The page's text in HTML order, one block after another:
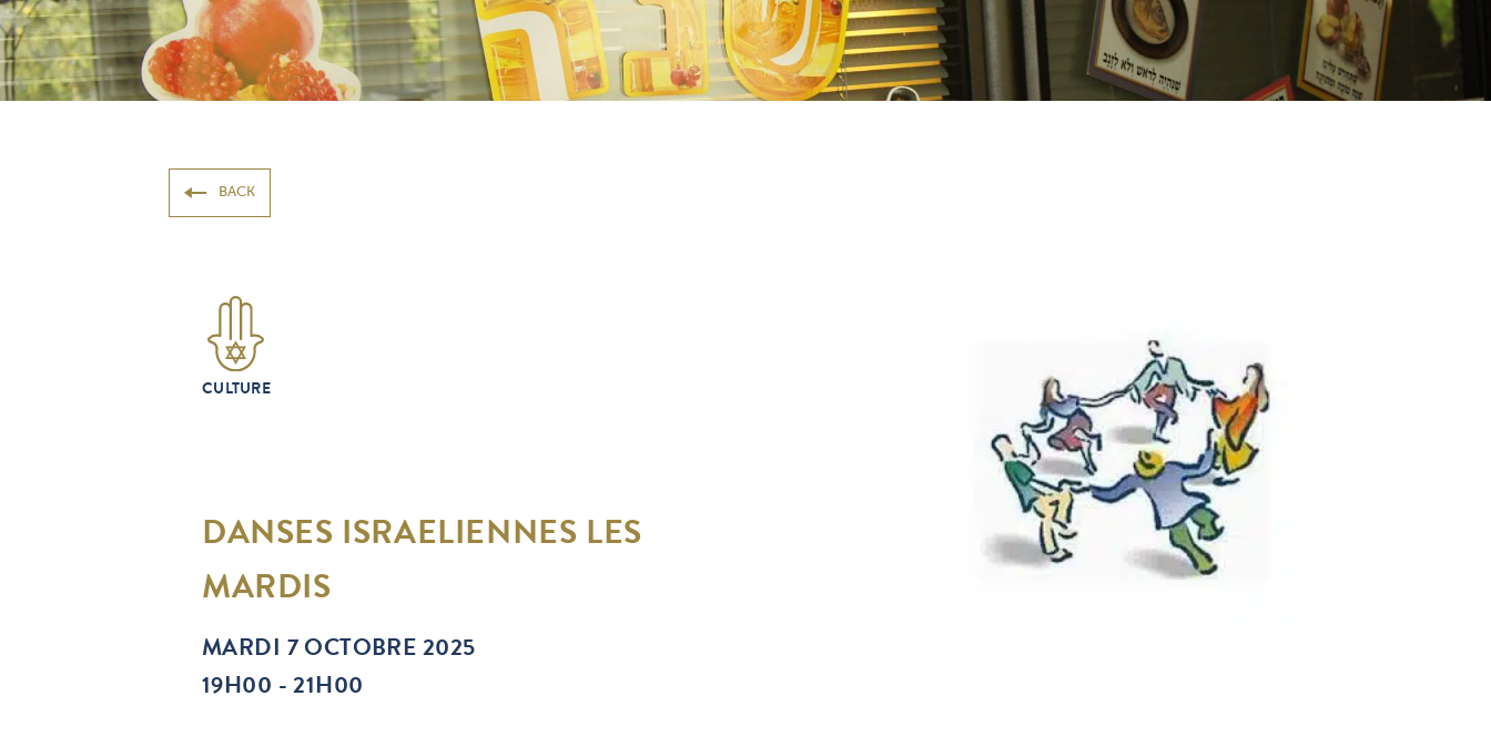
BACK
CULTURE
DANSES ISRAELIENNES LES
MARDIS
MARDI 7 OCTOBRE 2025
19H00 - 21H00